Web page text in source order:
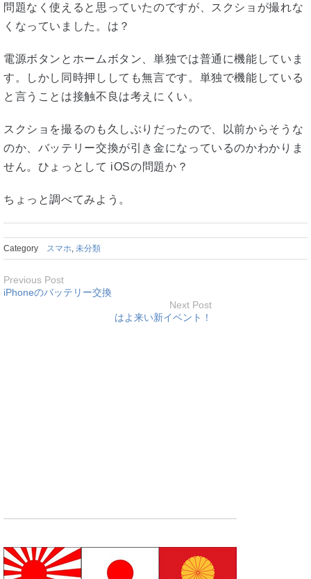
問題なく使えると思っていたのですが、スクショが撮れな
くなっていました。は？
電源ボタンとホームボタン、単独では普通に機能していま
す。しかし同時押ししても無言です。単独で機能している
と言うことは接触不良は考えにくい。
スクショを撮るのも久しぶりだったので、以前からそうな
のか、バッテリー交換が引き金になっているのかわかりま
せん。ひょっとして iOSの問題か？
ちょっと調べてみよう。
Category スマホ 未分類
Previous Post
iPhoneのバッテリー交換
Next Post
はよ来い新イベント！